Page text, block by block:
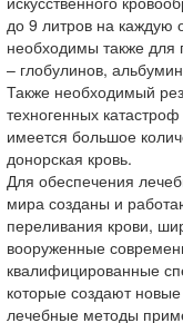
до 9 литров на каждую
необходимы также для
– глобулинов,
Также необходимый
техногенных
имеется большое
донорская кровь.
Для обеспечения
мира созданы и
переливания крови,
вооруженные
квалифицированные
которые создают
лечебные методы